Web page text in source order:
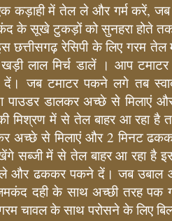
कड़ाही में तेल ले और गर्म करें, जब
के सूखे टुकड़ों को सुनहरा होते
छत्तीसगढ़ रेसिपी के लिए गरम
खड़ी लाल मिर्च डालें । आप
जब टमाटर पकने लगे तब
पाउडर डालकर अच्छे से
मिश्रण में से तेल बाहर आ रहा है
अच्छे से मिलाएं और 2 मिनट
सब्जी में से तेल बाहर आ रहा है
और ढककर पकने दें। जब
दही के साथ अच्छी तरह पक
चावल के साथ परोसने के लिए